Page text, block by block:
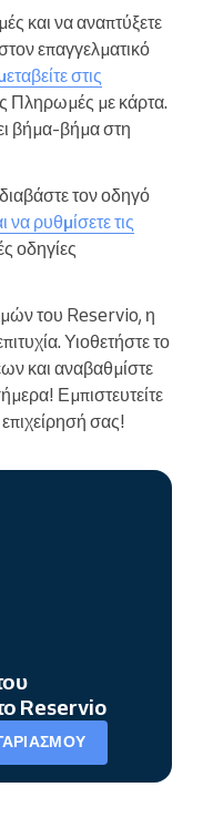
και να αναπτύξετε
επαγγελματικό
στις
Πληρωμές με κάρτα.
βήμα-βήμα στη
τον οδηγό
ρυθμίσετε τις
οδηγίες
του Reservio, η
Υιοθετήστε το
και αναβαθμίστε
Εμπιστευτείτε
σας!
Reservio